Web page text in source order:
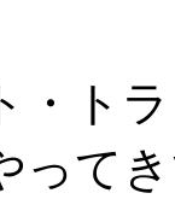
・ト
って